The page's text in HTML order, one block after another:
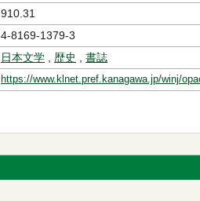
910.31
4-8169-1379-3
日本文学 歴史
書誌
https://www.klnet.pref.kanagawa.jp/winj/